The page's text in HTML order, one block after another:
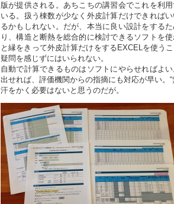
版が提供される。あちこちの講習会でこれを利
いる。扱う棟数が少なく外皮計算だけできれば
るかもしれない。だが、本当に良い設計をする
り、構造と断熱を総合的に検討できるソフトを
と縁をきって外皮計算だけをするEXCELを使う
疑問を感じずにはいられない。
自動で計算できるものはソフトにやらせればよ
出せれば、評価機関からの指摘にも対応が早い。
汗をかく必要はないと思うのだが。